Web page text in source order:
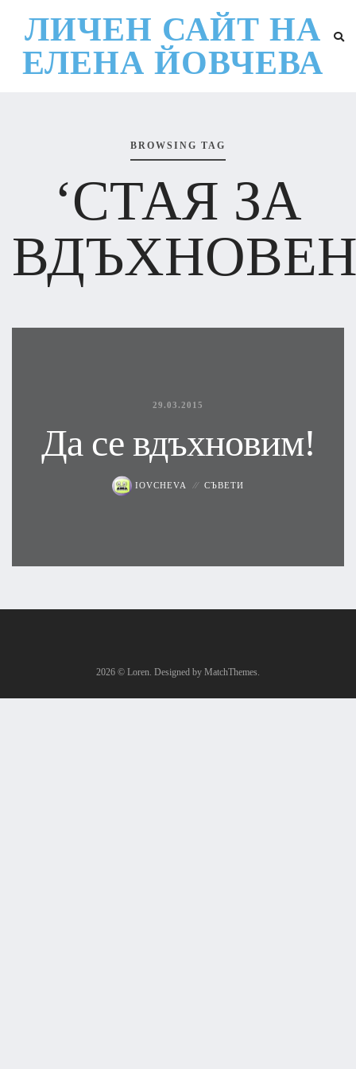
ЛИЧЕН САЙТ НА
ЕЛЕНА ЙОВЧЕВА
BROWSING TAG
‘СТАЯ ЗА
29.03.2015
Да се вдъхновим!
IOVCHEVA СЪВЕТИ
2026 © Loren. Designed by MatchThemes.